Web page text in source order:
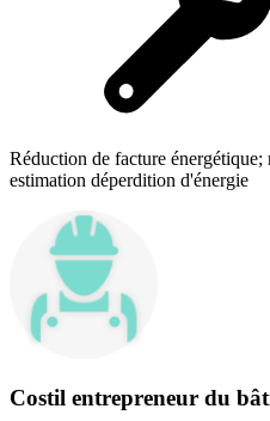
Réduction de facture
estimation déperdition d'énergie
Costil entrepreneur du